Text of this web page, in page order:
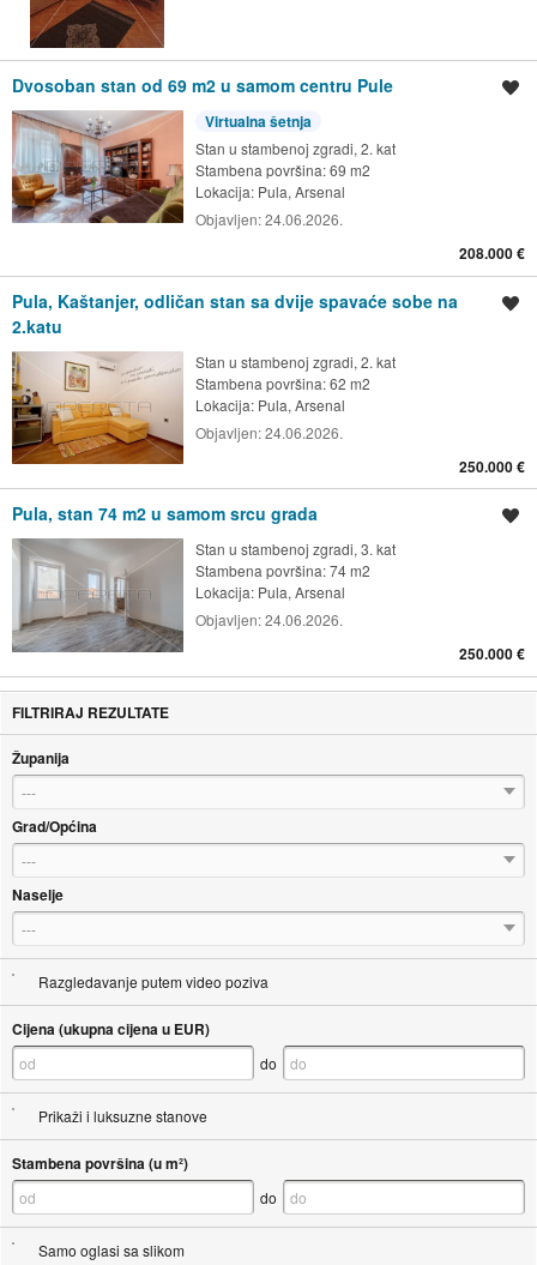
Dvosoban stan od 69 m2 u samom centru Pule
Virtualna šetnja
Stan u stambenoj zgradi, 2. kat
Stambena površina: 69 m2
Lokacija: Pula, Arsenal
Objavljen:24.06.2026.
208.000 €
Pula, Kaštanjer, odličan stan sa dvije spavaće sobe na
2.katu
Stan u stambenoj zgradi, 2. kat
Stambena površina: 62 m2
Lokacija: Pula, Arsenal
Objavljen:24.06.2026.
250.000 €
Pula, stan 74 m2 u samom srcu grada
Stan u stambenoj zgradi, 3. kat
Stambena površina: 74 m2
Lokacija: Pula, Arsenal
Objavljen:24.06.2026.
250.000 €
FILTRIRAJ REZULTATE
Županija
---
Grad/Općina
---
Naselje
---
Razgledavanje putem video poziva
Cijena (ukupna cijena u EUR)
do
Prikaži i luksuzne stanove
Stambena površina (u m²)
do
Samo oglasi sa slikom